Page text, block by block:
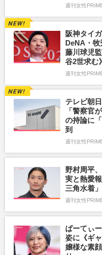
週刊女性
阪神タイ
DeNA・
藤川球児
谷2世求む》
週刊女性
テレビ朝
「警察官
の持論に
到
週刊女性
野村周平
実と熱愛
三角水着
週刊女性
ぱーてぃ
姿に《ギ
嬢様な素